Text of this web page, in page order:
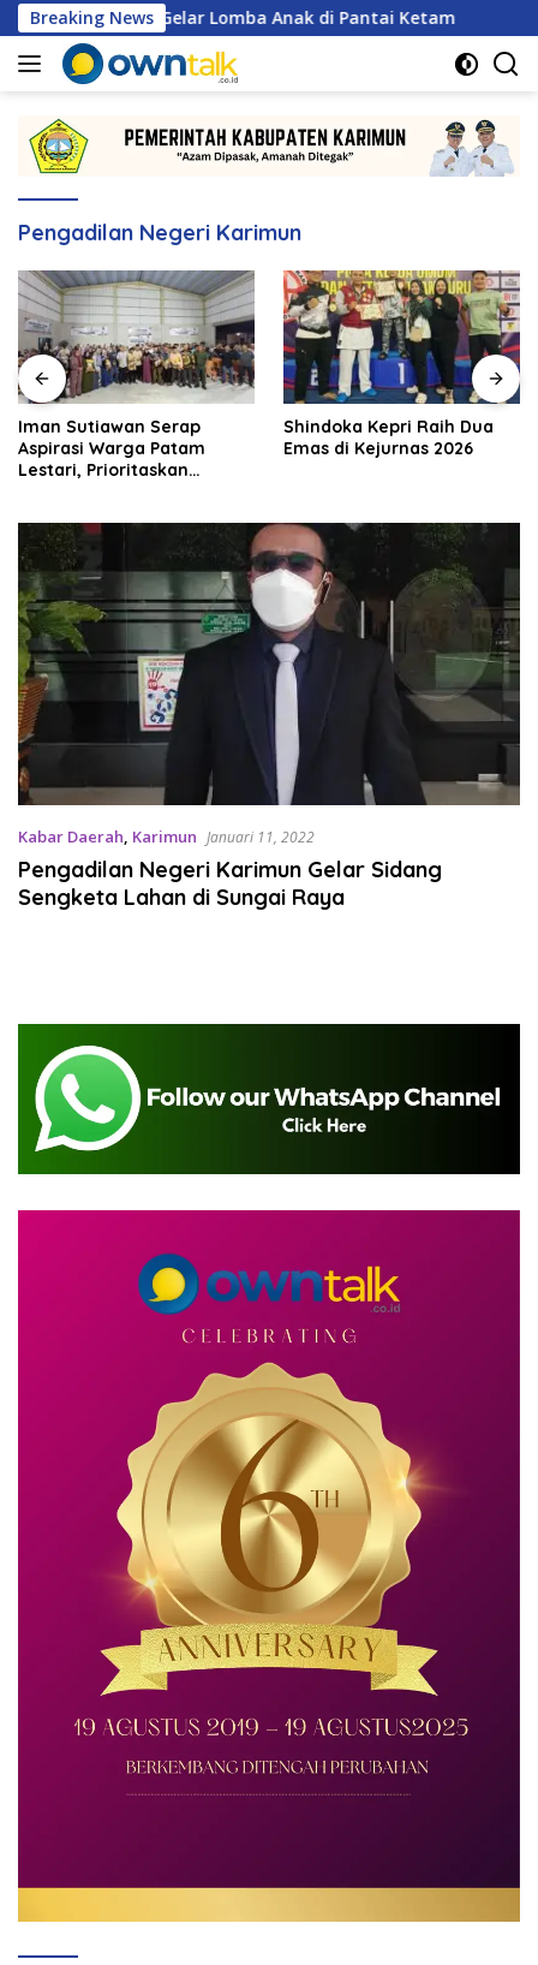
Langsung
ke
konten
Breaking News
Karimun Gelar Lomba Anak di Pantai Ketam
Pengadilan Negeri Karimun
Iman Sutiawan Serap
Aspirasi Warga Patam
Lestari, Prioritaskan
Shindoka Kepri Raih Dua
Emas di Kejurnas 2026
Kabar Daerah, Karimun Januari 11, 2022
Pengadilan Negeri Karimun Gelar Sidang
Sengketa Lahan di Sungai Raya